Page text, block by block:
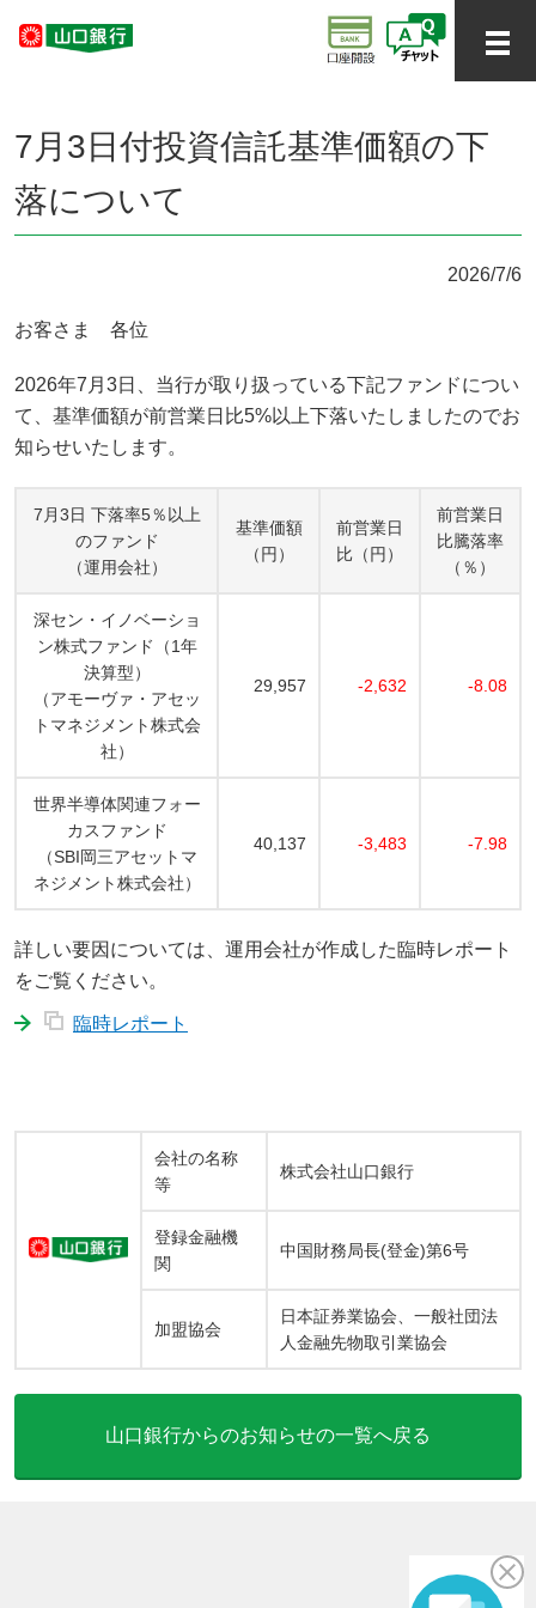
7月3日付投資信託基準価額の下
落について
2026/7/6
お客さま 各位
2026年7月3日、当行が取り扱っている下記ファンドについ
て、基準価額が前営業日比5%以上下落いたしましたのでお
知らせいたします。
7月3日 下落率5％以上
のファンド
（運用会社）
基準価額
（円）
前営業日
比（円）
前営業日
比騰落率
（％）
深セン・イノベーショ
ン株式ファンド（1年
決算型）
（アモーヴァ・アセッ
トマネジメント株式会
社）
29,957 -2,632 -8.08
世界半導体関連フォー
カスファンド
（SBI岡三アセットマ
ネジメント株式会社）
40,137 -3,483 -7.98
詳しい要因については、運用会社が作成した臨時レポート
をご覧ください。
臨時レポート
会社の名称
等
株式会社山口銀行
登録金融機
関
中国財務局長(登金)第6号
加盟協会
日本証券業協会、一般社団法
人金融先物取引業協会
山口銀行からのお知らせの一覧へ戻る